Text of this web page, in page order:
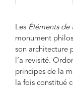
Les Éléments de
monument
son architecture
l’a revisité.
principes de la
la fois constitué